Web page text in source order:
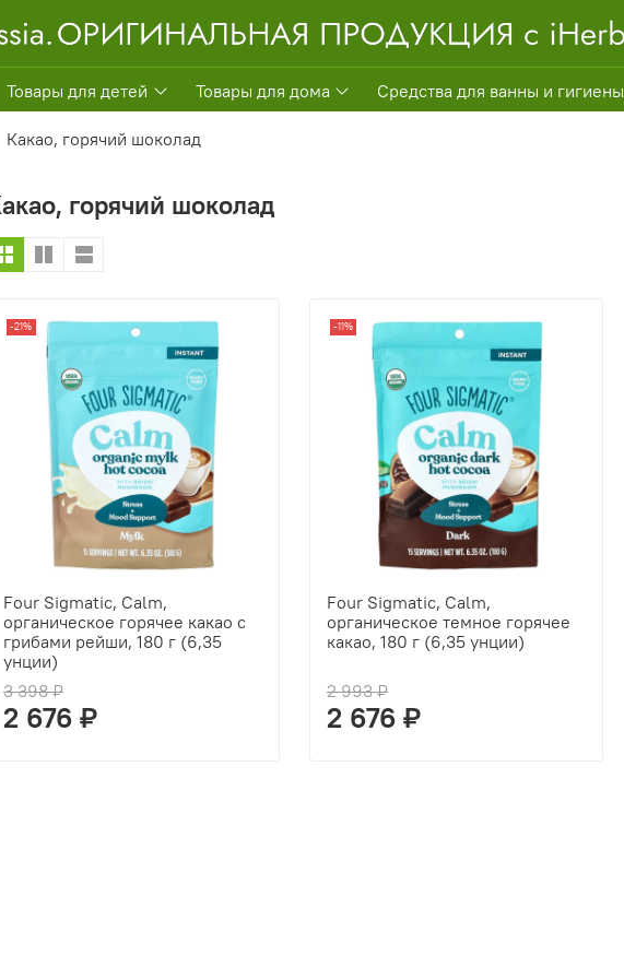
Товары для детей Товары для дома Средства для ванны и гигиены
Какао, горячий шоколад
горячий шоколад
-21%
Four Sigmatic, Calm,
органическое горячее какао с
грибами рейши, 180 г (6,35
унции)
3 398 ₽
2 676 ₽
-11%
Four Sigmatic, Calm,
органическое темное горячее
какао, 180 г (6,35 унции)
2 993 ₽
2 676 ₽